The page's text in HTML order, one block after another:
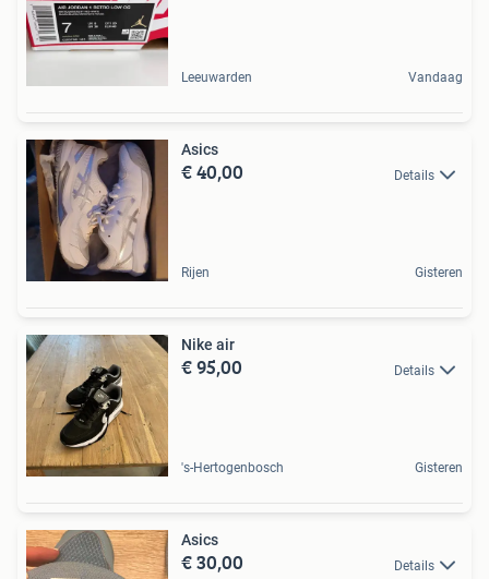
Leeuwarden Vandaag
Asics
€ 40,00 Details
Rijen Gisteren
Nike air
€ 95,00 Details
's-Hertogenbosch Gisteren
Asics
€ 30,00 Details